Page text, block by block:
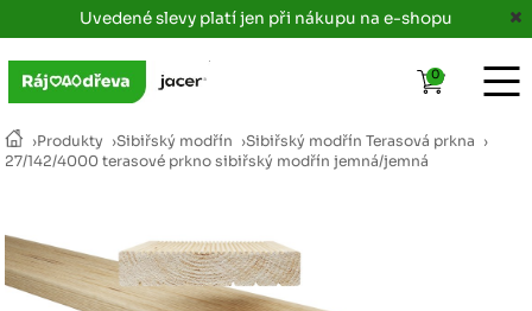
Uvedené slevy platí jen při nákupu na e-shopu
›Produkty ›Sibiřský modřín ›Sibiřský modřín Terasová prkna ›
27/142/4000 terasové prkno sibiřský modřín jemná/jemná
0